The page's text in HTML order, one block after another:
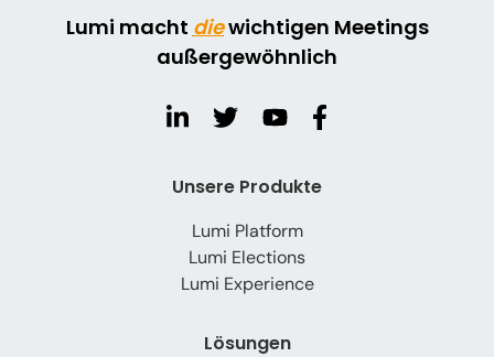
Lumi macht diewichtigen Meetings
außergewöhnlich
Unsere Produkte
Lumi Platform
Lumi Elections
Lumi Experience
Lösungen